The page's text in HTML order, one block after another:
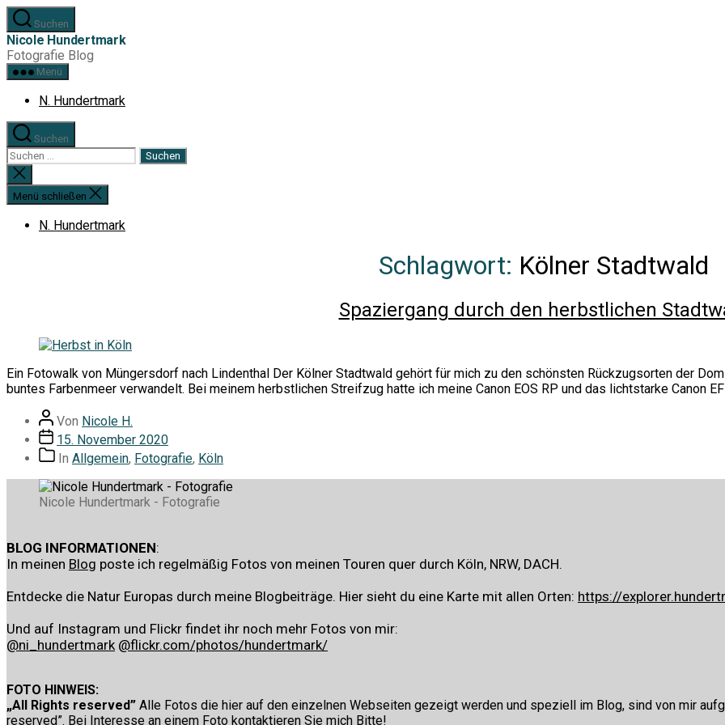
Zum
Inhalt
springen
Suchen
Nicole Hundertmark
Fotografie Blog
Menü
N. Hundertmark
Suchen
Suchen
nach:
Suche
schließen
Menü schließen
N. Hundertmark
Schlagwort: Kölner Stadtwald
Spaziergang durch den herbstlichen
Ein Fotowalk von Müngersdorf nach Lindenthal Der Kölner Stadtwald gehört für mich zu den schönsten Rückzugsorten der
buntes Farbenmeer verwandelt. Bei meinem herbstlichen Streifzug hatte ich meine Canon EOS RP und das lichtstarke Canon
Beitragsautor
Von Nicole H.
Veröffentlichungsdatum
15. November 2020
Kategorien
In Allgemein, Fotografie, Köln
Nicole Hundertmark - Fotografie
BLOG INFORMATIONEN:
In meinen Blog poste ich regelmäßig Fotos von meinen Touren quer durch Köln, NRW, DACH.
Entdecke die Natur Europas durch meine Blogbeiträge. Hier sieht du eine Karte mit allen Orten: https://
Und auf Instagram und Flickr findet ihr noch mehr Fotos von mir:
@ni_hundertmark @flickr.com/photos/hundertmark/
FOTO HINWEIS:
„All Rights reserved” Alle Fotos die hier auf den einzelnen Webseiten gezeigt werden und speziell im Blog, sind von mir
reserved”. Bei Interesse an einem Foto kontaktieren Sie mich Bitte!